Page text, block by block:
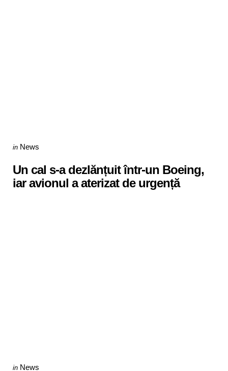
Categories
Posted
in News
Un cal s-a dezlănțuit într-un Boeing,
iar avionul a aterizat de urgență
Categories
Posted
in News